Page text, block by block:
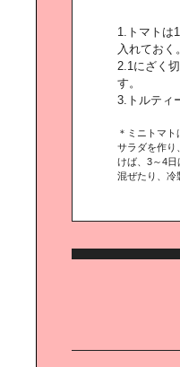
1.トマトは
入れておく。
2.1にざく
す。
3.トルティ
＊ミニトマ
サラダを作り
けば、3～4
混ぜたり、冷